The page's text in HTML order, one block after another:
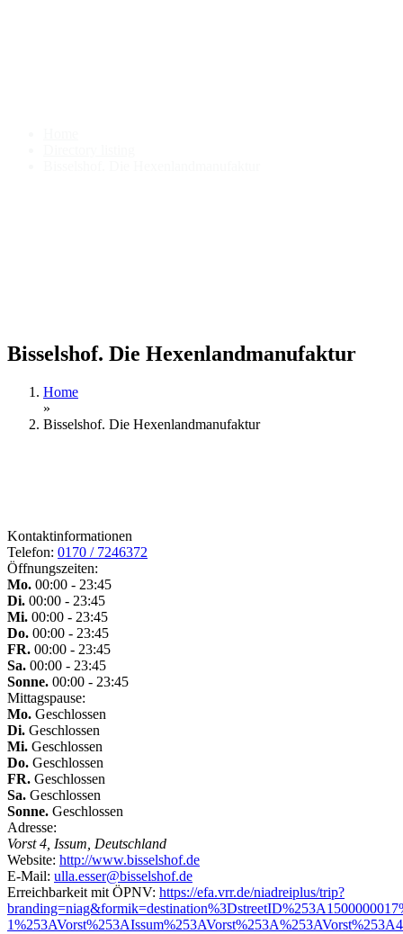
Bisselshof. Die Hexenlandmanufaktur
Home
»
Bisselshof. Die Hexenlandmanufaktur
Kontaktinformationen
Telefon: 0170 / 7246372
Öffnungszeiten:
Mo. 00:00 - 23:45
Di. 00:00 - 23:45
Mi. 00:00 - 23:45
Do. 00:00 - 23:45
FR. 00:00 - 23:45
Sa. 00:00 - 23:45
Sonne. 00:00 - 23:45
Mittagspause:
Mo. Geschlossen
Di. Geschlossen
Mi. Geschlossen
Do. Geschlossen
FR. Geschlossen
Sa. Geschlossen
Sonne. Geschlossen
Adresse:
Vorst 4, Issum, Deutschland
Website: http://www.bisselshof.de
E-Mail: ulla.esser@bisselshof.de
Erreichbarkeit mit ÖPNV: https://efa.vrr.de/niadreiplus/trip?